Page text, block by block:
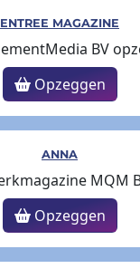
ENTREE MAGAZINE
Opzeggen
ANNA
Opzeggen